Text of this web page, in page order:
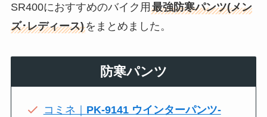
SR400におすすめのバイク用 最強防寒パンツ(メン
ズ･レディース)をまとめました。
防寒パンツ
コミネ｜ PK-9141 ウインターパンツ-